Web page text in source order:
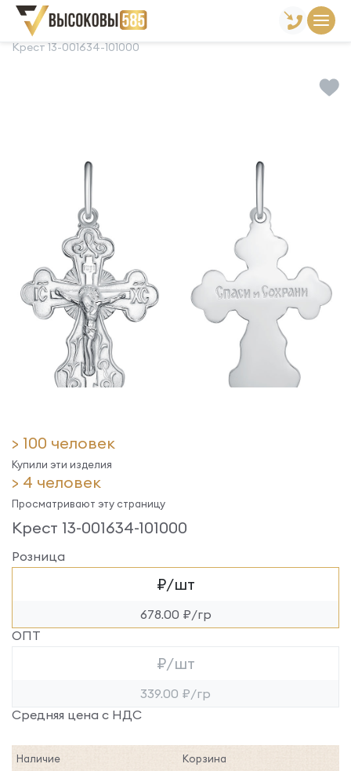
Главная Склад готовой продукции
Крест 13-001634-101000
> 100 человек
Купили эти изделия
> 4 человек
Просматривают эту страницу
Крест 13-001634-101000
Розница
₽/шт
678.00 ₽/гр
ОПТ
₽/шт
339.00 ₽/гр
Средняя цена с НДС
Наличие Корзина